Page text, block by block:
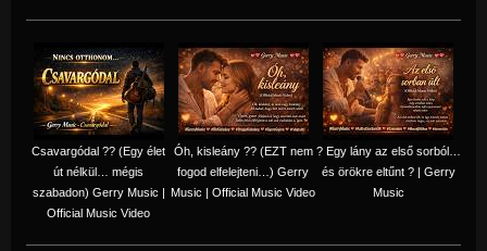
Csavargódal ?? (Egy élet
út nélkül… mégis
szabadon) Gerry Music |
Official Music Video
Óh, kisleány ?? (EZT nem
fogod elfelejteni…) Gerry
Music | Official Music Video
? Egy lány az első sorból…
és örökre eltűnt ? | Gerry
Music